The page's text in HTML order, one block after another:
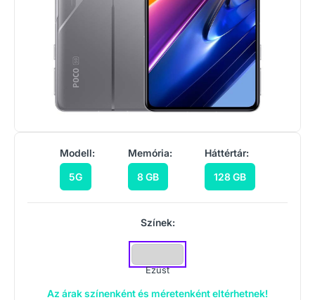
Modell:
5G
Memória:
8 GB
Háttértár:
128 GB
Színek:
Ezüst
Az árak színenként és méretenként eltérhetnek!